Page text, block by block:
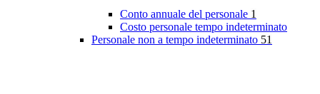
Conto annuale del personale 1
Costo personale tempo indeterminato
Personale non a tempo indeterminato 51